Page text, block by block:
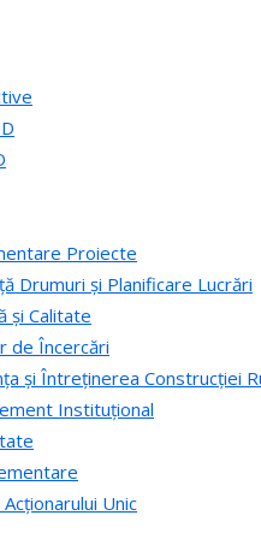
Proiecte
Drumuri și Planificare Lucrări
și Calitate
de Încercări
și Întreținerea Construcției
Instituțional
Unic